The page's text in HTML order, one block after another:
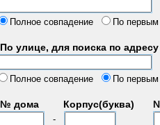
Полное совпадение По
По улице, для поиска по адресу
Полное совпадение
По
№ дома Корпус(буква)
-